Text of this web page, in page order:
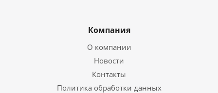
Компания
О компании
Новости
Контакты
Политика обработки данных